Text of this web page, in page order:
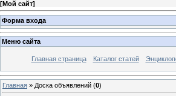
[Мой сайт]
Форма входа
Меню сайта
Главная страница Каталог статей
Главная » Доска объявлений (0)